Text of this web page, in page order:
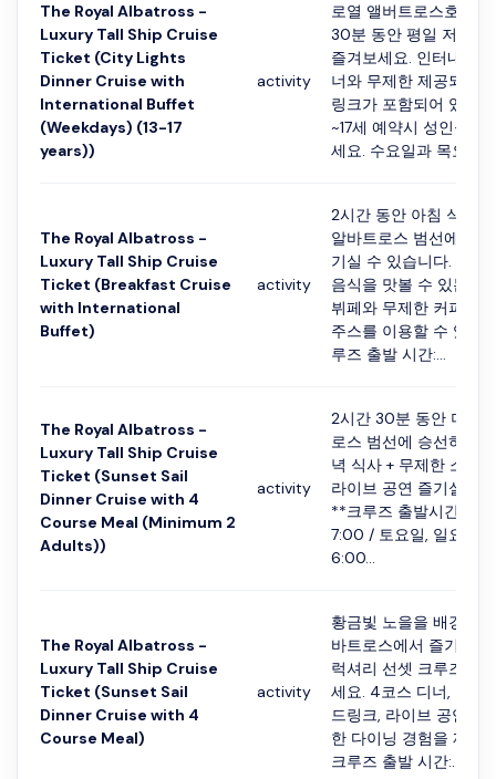
The Royal Albatross -
Luxury Tall Ship Cruise
Ticket (City Lights
Dinner Cruise with
International Buffet
(Weekdays) (13-17
years))
activity
로열 앨버트로스호에서
30분 동안 평일 저녁
즐겨보세요. 인터내셔
너와 무제한 제공되는
링크가 포함되어 있습니
~17세 예약시 성인을 선
세요. 수요일과 목요일
The Royal Albatross -
Luxury Tall Ship Cruise
Ticket (Breakfast Cruise
with International
Buffet)
activity
2시간 동안 아침 식사
알바트로스 범선에 승
기실 수 있습니다. 다양
음식을 맛볼 수 있는 아
뷔페와 무제한 커피, 차,
주스를 이용할 수 있습
루즈 출발 시간:...
The Royal Albatross -
Luxury Tall Ship Cruise
Ticket (Sunset Sail
Dinner Cruise with 4
Course Meal (Minimum 2
Adults))
activity
2시간 30분 동안 더 로
로스 범선에 승선하여
녁 식사 + 무제한 소프
라이브 공연 즐기실 수
**크루즈 출발시간: 금
7:00 / 토요일, 일요일
6:00...
The Royal Albatross -
Luxury Tall Ship Cruise
Ticket (Sunset Sail
Dinner Cruise with 4
Course Meal)
activity
황금빛 노을을 배경으
바트로스에서 즐기는
럭셔리 선셋 크루즈에
세요. 4코스 디너, 무제
드링크, 라이브 공연 포
한 다이닝 경험을 제공
크루즈 출발 시간:...